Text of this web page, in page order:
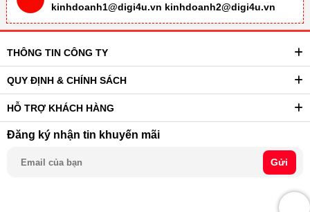
kinhdoanh1@digi4u.vn kinhdoanh2@digi4u.vn
THÔNG TIN CÔNG TY
QUY ĐỊNH & CHÍNH SÁCH
HỖ TRỢ KHÁCH HÀNG
Đăng ký nhận tin khuyến mãi
Gửi